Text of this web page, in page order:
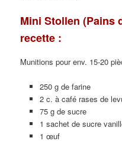
Mini Stollen (Pains
recette :
Munitions pour env. 15-20
250 g de farine
2 c. à café rases de
75 g de sucre
1 sachet de sucre
1 œuf